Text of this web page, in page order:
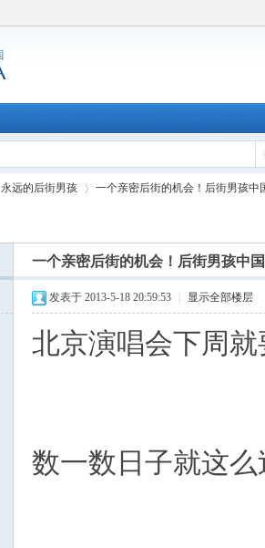
永远的后街男孩
›
一个亲密后街的机会！后街男孩中
一个亲密后街的机会！后街男孩中
发表于 2013-5-18 20:59:53 显示全部楼层
北京演唱会下周
数一数日子就这